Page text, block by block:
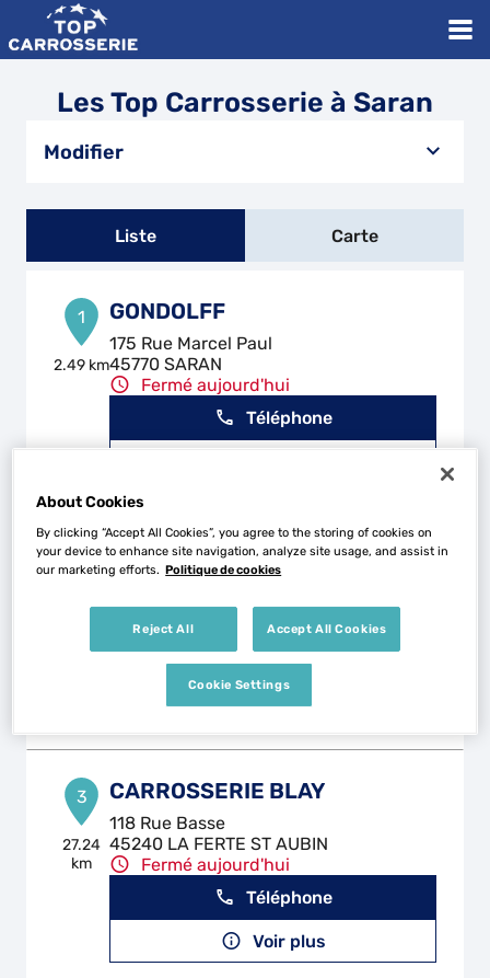
Les Top Carrosserie à Saran
Modifier
Liste Carte
1
2.49 km
GONDOLFF
175 Rue Marcel Paul
45770 SARAN
Fermé aujourd'hui
Téléphone
2
21.1 km
P. ET A. AUTO 45
8 Avenue du Stade
45550 SAINTDENISDEL'HOTEL
Fermé aujourd'hui
Téléphone
Voir plus
3
27.24
km
CARROSSERIE BLAY
118 Rue Basse
45240 LA FERTE ST AUBIN
Fermé aujourd'hui
Téléphone
Voir plus
About Cookies
By clicking “Accept All Cookies”, you agree to the storing of cookies on
your device to enhance site navigation, analyze site usage, and assist in
our marketing efforts. Politique de cookies
Reject All Accept All Cookies
Cookie Settings